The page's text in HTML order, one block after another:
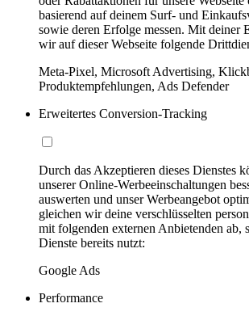
basierend auf deinem Surf- und
sowie deren Erfolge messen. Mit deiner
wir auf dieser Webseite folgende
Meta-Pixel, Microsoft Advertising,
Produktempfehlungen, Ads Defender
Erweitertes Conversion-Tracking
Durch das Akzeptieren dieses Dienstes
unserer Online-Werbeeinschaltungen
auswerten und unser Werbeangebot
gleichen wir deine verschlüsselten
mit folgenden externen Anbietenden ab,
Dienste bereits nutzt:
Google Ads
Performance